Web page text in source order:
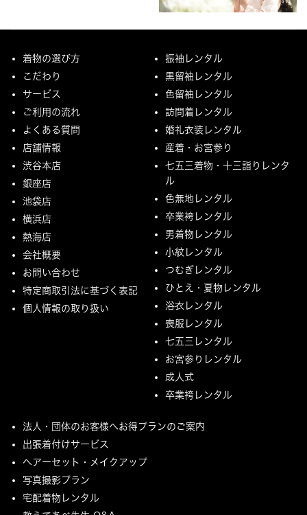
着物の選び方
こだわり
サービス
ご利用の流れ
よくある質問
店舗情報
渋谷本店
銀座店
池袋店
横浜店
熱海店
会社概要
お問い合わせ
特定商取引法に基づく表記
個人情報の取り扱い
振袖レンタル
黒留袖レンタル
色留袖レンタル
訪問着レンタル
婚礼衣装レンタル
産着・お宮参り
七五三着物・十三詣りレンタ
ル
色無地レンタル
卒業袴レンタル
男着物レンタル
小紋レンタル
つむぎレンタル
ひとえ・夏物レンタル
浴衣レンタル
喪服レンタル
七五三レンタル
お宮参りレンタル
成人式
卒業袴レンタル
法人・団体のお客様へお得プランのご案内
出張着付けサービス
ヘアーセット・メイクアップ
写真撮影プラン
宅配着物レンタル